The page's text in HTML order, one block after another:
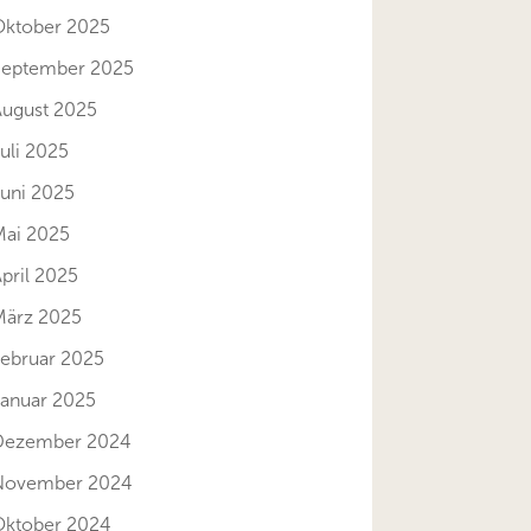
2025
2025
2025
2025
2025
2025
2025
2025
2025
2025
2024
2024
2024